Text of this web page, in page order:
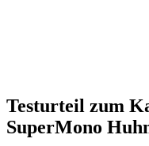
Testurteil zum
SuperMono